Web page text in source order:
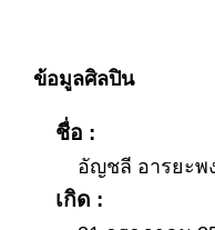
ข้อมูลศิลปิน
ชื่อ :
อัญชลี อารยะ
เกิด :